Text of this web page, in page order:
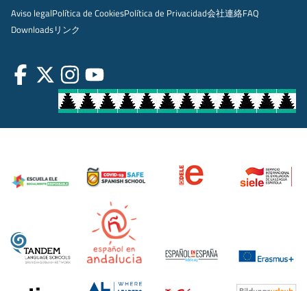
Aviso legalPolítica de CookiesPolítica de Privacidad会社連絡FAQ
Downloadsリンク